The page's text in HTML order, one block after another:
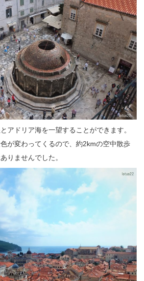
アドリア海を一望することができます。
が変わってくるので、約2kmの空中散歩
りませんでした。